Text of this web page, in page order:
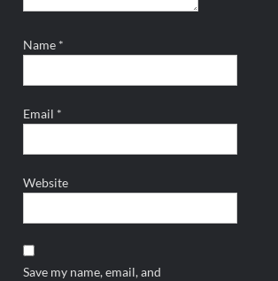
Name *
Email *
Website
Save my name, email, and